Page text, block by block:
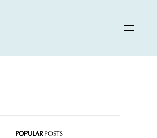
POPULARPOSTS